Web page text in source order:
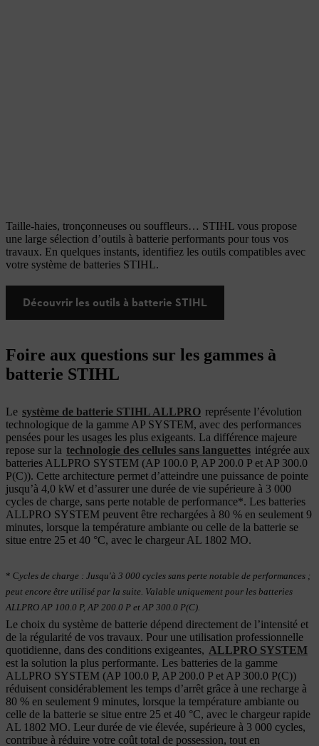
Taille-haies, tronçonneuses ou souffleurs… STIHL vous propose
une large sélection d’outils à batterie performants pour tous vos
travaux. En quelques instants, identifiez les outils compatibles avec
votre système de batteries STIHL.
Découvrir les outils à batterie STIHL
Foire aux questions sur les gammes à
batterie STIHL
Le système de batterie STIHL ALLPRO représente l’évolution
technologique de la gamme AP SYSTEM, avec des performances
pensées pour les usages les plus exigeants. La différence majeure
repose sur la technologie des cellules sans languettes intégrée aux
batteries ALLPRO SYSTEM (AP 100.0 P, AP 200.0 P et AP 300.0
P(C)). Cette architecture permet d’atteindre une puissance de pointe
jusqu’à 4,0 kW et d’assurer une durée de vie supérieure à 3 000
cycles de charge, sans perte notable de performance*. Les batteries
ALLPRO SYSTEM peuvent être rechargées à 80 % en seulement 9
minutes, lorsque la température ambiante ou celle de la batterie se
situe entre 25 et 40 °C, avec le chargeur AL 1802 MO.
* Cycles de charge : Jusqu'à 3 000 cycles sans perte notable de performances ;
peut encore être utilisé par la suite. Valable uniquement pour les batteries
ALLPRO AP 100.0 P, AP 200.0 P et AP 300.0 P(C).
Le choix du système de batterie dépend directement de l’intensité et
de la régularité de vos travaux. Pour une utilisation professionnelle
quotidienne, dans des conditions exigeantes, ALLPRO SYSTEM
est la solution la plus performante. Les batteries de la gamme
ALLPRO SYSTEM (AP 100.0 P, AP 200.0 P et AP 300.0 P(C))
réduisent considérablement les temps d’arrêt grâce à une recharge à
80 % en seulement 9 minutes, lorsque la température ambiante ou
celle de la batterie se situe entre 25 et 40 °C, avec le chargeur rapide
AL 1802 MO. Leur durée de vie élevée, supérieure à 3 000 cycles,
contribue à réduire votre coût total de possession, tout en